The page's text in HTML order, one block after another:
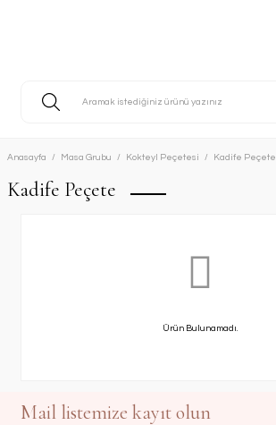
Anasayfa Masa Grubu Kokteyl Peçetesi Kadife Peçete
Kadife Peçete
Ürün Bulunamadı.
Mail listemize kayıt olun